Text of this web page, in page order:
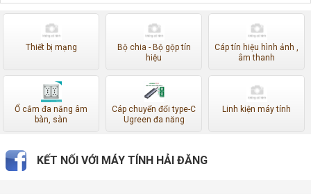
Thiết bị mạng
Bộ chia - Bộ gộp tín
hiệu
Cáp tín hiệu hình ảnh ,
âm thanh
Ổ cắm đa năng âm
bàn, sàn
Cáp chuyển đổi type-C
Ugreen đa năng
Linh kiện máy tính
KẾT NỐI VỚI MÁY TÍNH HẢI ĐĂNG